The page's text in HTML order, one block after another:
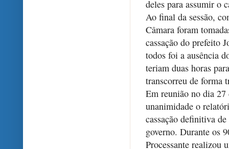
deles para assumir o
Ao final da sessão,
Câmara foram
cassação do prefeito
todos foi a ausência
teriam duas horas
transcorreu de forma
Em reunião no dia 27
unanimidade o
cassação definitiva
governo. Durante os
Processante realizou